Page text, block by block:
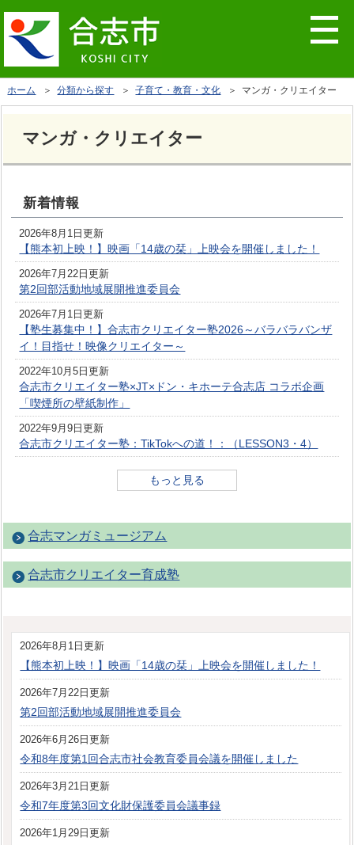
ホーム ＞分類から探す ＞子育て・教育・文化 ＞ マンガ・クリエイター
マンガ・クリエイター
新着情報
2026年8月1日更新
【熊本初上映！】映画「14歳の栞」上映会を開催しました！
2026年7月22日更新
第2回部活動地域展開推進委員会
2026年7月1日更新
【塾生募集中！】合志市クリエイター塾2026～バラバラバンザ
イ！目指せ！映像クリエイター～
2022年10月5日更新
合志市クリエイター塾×JT×ドン・キホーテ合志店 コラボ企画
「喫煙所の壁紙制作」
2022年9月9日更新
合志市クリエイター塾：TikTokへの道！：（LESSON3・4）
もっと見る
合志マンガミュージアム
合志市クリエイター育成塾
2026年8月1日更新
【熊本初上映！】映画「14歳の栞」上映会を開催しました！
2026年7月22日更新
第2回部活動地域展開推進委員会
2026年6月26日更新
令和8年度第1回合志市社会教育委員会議を開催しました
2026年3月21日更新
令和7年度第3回文化財保護委員会議事録
2026年1月29日更新